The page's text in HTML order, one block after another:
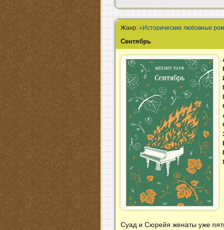
Жанр:«Исторические любовные
Сентябрь
Суад и Сюрейя женаты уже